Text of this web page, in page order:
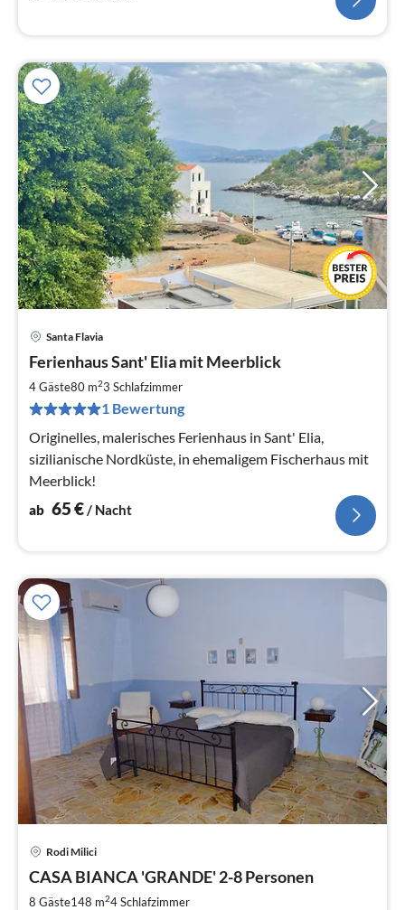
Santa Flavia
Ferienhaus Sant' Elia mit Meerblick
4 Gäste80 m23 Schlafzimmer
1 Bewertung
Originelles, malerisches Ferienhaus in Sant' Elia,
sizilianische Nordküste, in ehemaligem Fischerhaus mit
Meerblick!
ab 65€/ Nacht
Rodi Milici
CASA BIANCA 'GRANDE' 2-8 Personen
8 Gäste148 m24Schlafzimmer